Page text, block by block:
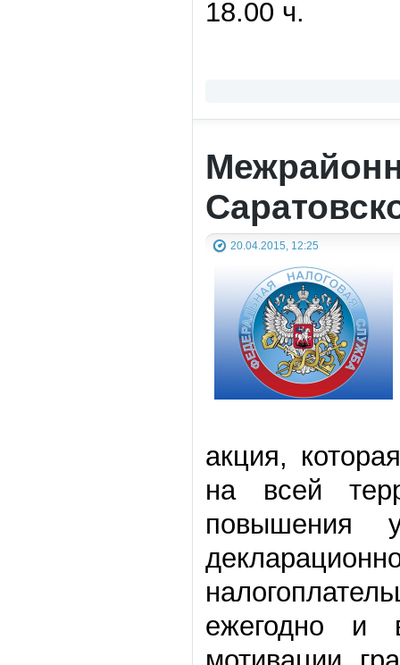
18.00 ч.
20.04.2015, 12:25
акция,
на всей
повышения
ежегодно и